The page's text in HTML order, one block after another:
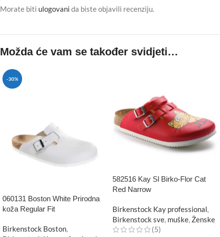
Morate biti ulogovani da biste objavili recenziju.
Možda će vam se također svidjeti…
-30%
060131 Boston White Prirodna
koža Regular Fit
Birkenstock Boston
582516 Kay Sl Birko-Flor Cat
Red Narrow
Birkenstock Kay professional
Birkenstock sve muške Ženske
(5)